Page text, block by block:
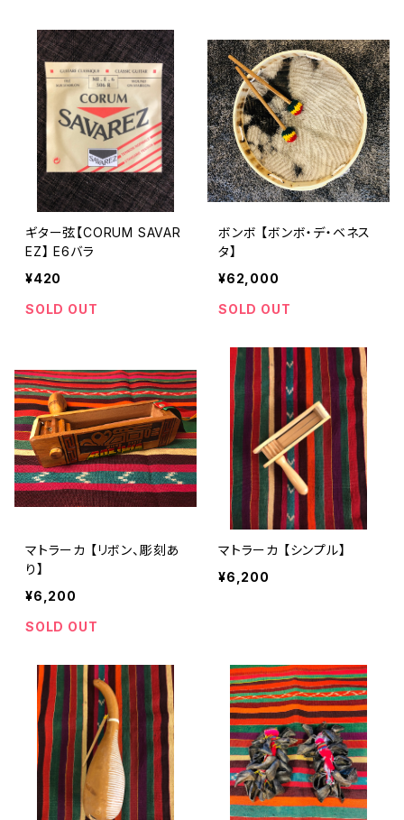
ギター弦【CORUM SAVAR
EZ】 E6バラ
¥420
SOLD OUT
ボンボ 【ボンボ・デ・ベネス
タ】
¥62,000
SOLD OUT
マトラーカ 【リボン、彫刻あ
り】
¥6,200
SOLD OUT
マトラーカ 【シンプル】
¥6,200